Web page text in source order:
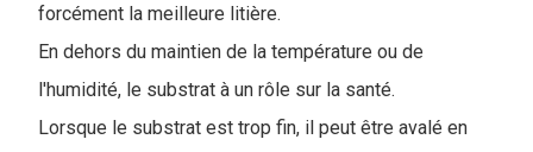
forcément la meilleure litière.
En dehors du maintien de la température ou de
l'humidité, le substrat à un rôle sur la santé.
Lorsque le substrat est trop fin, il peut être avalé en